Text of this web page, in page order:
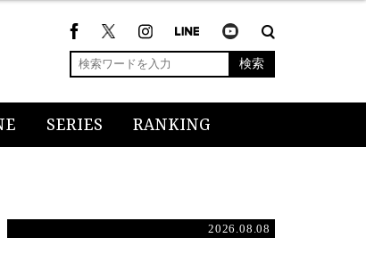
検索
SERIES RANKING
2026.08.08